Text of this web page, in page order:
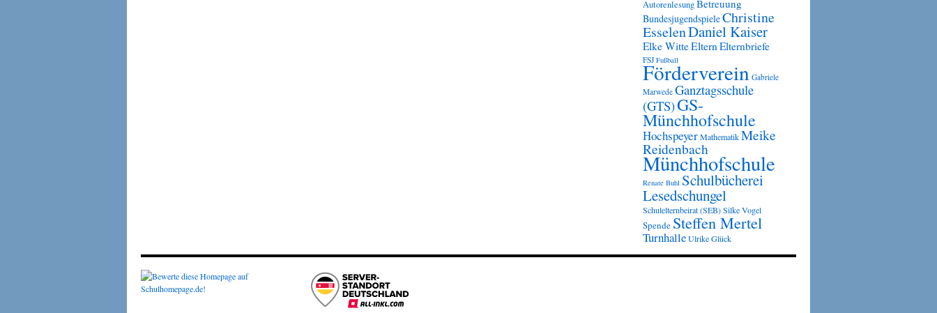
AutorenlesungBetreuung
BundesjugendspieleChristine
EsselenDaniel Kaiser
Elke WitteEltern Elternbriefe
FSJ Fußball
Förderverein Gabriele
Marwede Ganztagsschule
(GTS)GS-
Münchhofschule
HochspeyerMathematikMeike
Reidenbach
Münchhofschule
Renate Buhl Schulbücherei
Lesedschungel
Schulelternbeirat (SEB)Silke Vogel
Spende Steffen Mertel
TurnhalleUlrike Glück